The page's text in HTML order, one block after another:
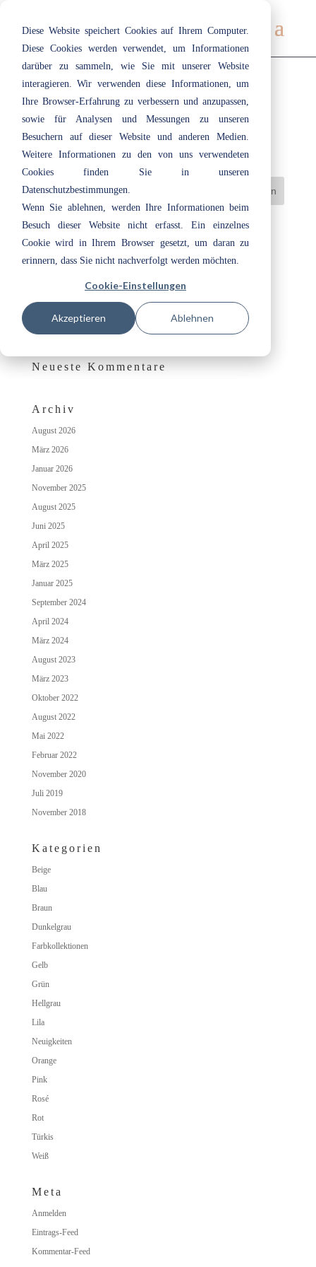
Diese Website speichert Cookies auf Ihrem Computer.
Diese Cookies werden verwendet, um Informationen
darüber zu sammeln, wie Sie mit unserer Website
interagieren. Wir verwenden diese Informationen, um
Ihre Browser-Erfahrung zu verbessern und anzupassen,
sowie für Analysen und Messungen zu unseren
Besuchern auf dieser Website und anderen Medien.
Weitere Informationen zu den von uns verwendeten
Cookies finden Sie in unseren
Datenschutzbestimmungen.
Wenn Sie ablehnen, werden Ihre Informationen beim
Besuch dieser Website nicht erfasst. Ein einzelnes
Cookie wird in Ihrem Browser gesetzt, um daran zu
erinnern, dass Sie nicht nachverfolgt werden möchten.
Cookie-Einstellungen
Akzeptieren Ablehnen
142 | Bleached Lilac
Juli 19, 2019 Lila
Herzlich willkommen bei ecotec: Unsere Azubis 2026
„Cloud Dancer“: Eine Farbe, die Raum lässt
Das besondere Wohlfühlambiente auf Schloss Irmelshausen
Neueste Kommentare
Archiv
August 2026
März 2026
Januar 2026
November 2025
August 2025
Juni 2025
April 2025
März 2025
Januar 2025
September 2024
April 2024
März 2024
August 2023
März 2023
Oktober 2022
August 2022
Mai 2022
Februar 2022
November 2020
Juli 2019
November 2018
Kategorien
Beige
Blau
Braun
Dunkelgrau
Farbkollektionen
Gelb
Grün
Hellgrau
Lila
Neuigkeiten
Orange
Pink
Rosé
Rot
Türkis
Weiß
Meta
Anmelden
Eintrags-Feed
Kommentar-Feed